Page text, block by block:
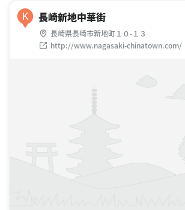
K 長崎新地中華街
長崎県長崎市新地町１０-１３
http://www.nagasaki-chinatown.com/